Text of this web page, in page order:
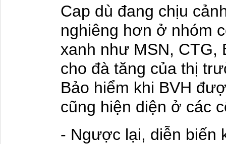
Cap dù đang chịu
nghiêng hơn ở nhóm
xanh như MSN, CTG,
cho đà tăng của thị
Bảo hiểm khi BVH
cũng hiện diện ở các
- Ngược lại, diễn biến